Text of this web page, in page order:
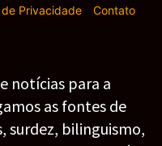
Privacidade- Contato
notícias para a
as fontes de
surdez, bilinguismo,